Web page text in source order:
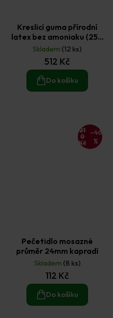
Kreslicí guma přírodní
latex bez amoniaku (250
ml)
Skladem (12 ks)
512 Kč
Do košíku
21
0
Kč
–46
%
Pečetidlo mosazné
průměr 24mm kapradí
Skladem (8 ks)
112 Kč
Do košíku